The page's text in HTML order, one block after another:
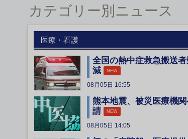
カテゴリー別ニュース
医療・看護
全国の熱中症救急搬送
減
NEW
08月05日 16:55
熊本地震、被災医療機
請
NEW
08月05日 14:05